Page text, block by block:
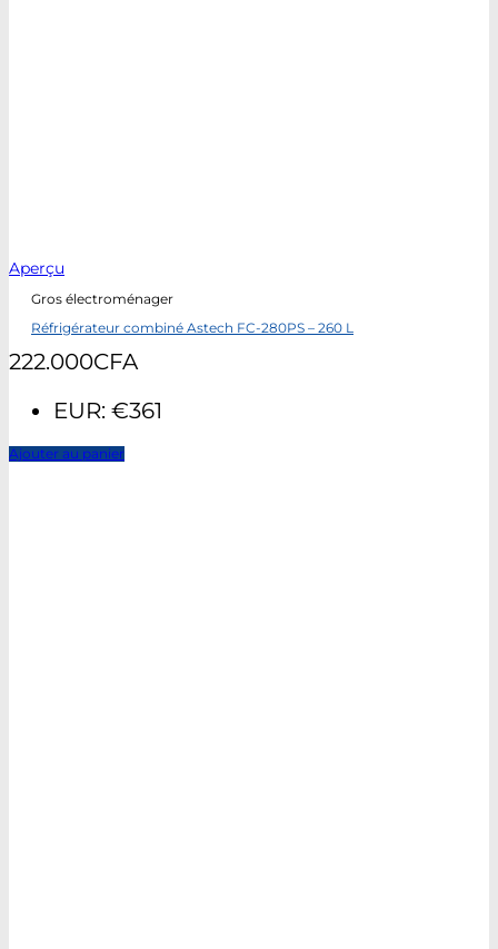
Aperçu
Gros électroménager
Réfrigérateur combiné Astech FC-280PS – 260 L
222.000CFA
EUR: €361
Ajouter au panier